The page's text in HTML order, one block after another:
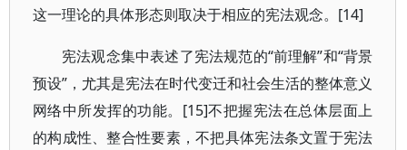
这一理论的具体形态则取决于相应的宪法观念。[14]
宪法观念集中表述了宪法规范的“前理解”和“背景
预设”，尤其是宪法在时代变迁和社会生活的整体意义
网络中所发挥的功能。[15]不把握宪法在总体层面上
的构成性、整合性要素，不把具体宪法条文置于宪法